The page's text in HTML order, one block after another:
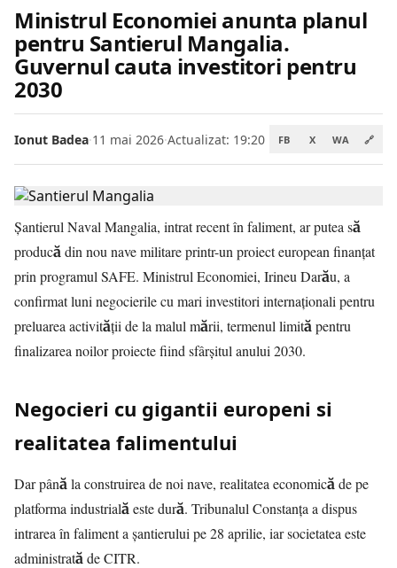
Ministrul Economiei anunta planul
pentru Santierul Mangalia.
Guvernul cauta investitori pentru
2030
Ionut Badea·11 mai 2026·Actualizat: 19:20 FB X WA 🔗
Șantierul Naval Mangalia, intrat recent în faliment, ar putea să
producă din nou nave militare printr-un proiect european finanțat
prin programul SAFE. Ministrul Economiei, Irineu Darău, a
confirmat luni negocierile cu mari investitori internaționali pentru
preluarea activității de la malul mării, termenul limită pentru
finalizarea noilor proiecte fiind sfârșitul anului 2030.
Negocieri cu gigantii europeni si
realitatea falimentului
Dar până la construirea de noi nave, realitatea economică de pe
platforma industrială este dură. Tribunalul Constanța a dispus
intrarea în faliment a șantierului pe 28 aprilie, iar societatea este
administrată de CITR.